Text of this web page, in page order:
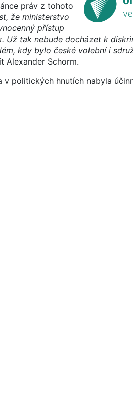
práv z tohoto
že ministerstvo
přístup
Už tak nebude docházet k
kdy bylo české volební i
Alexander Schorm.
politických hnutích nabyla